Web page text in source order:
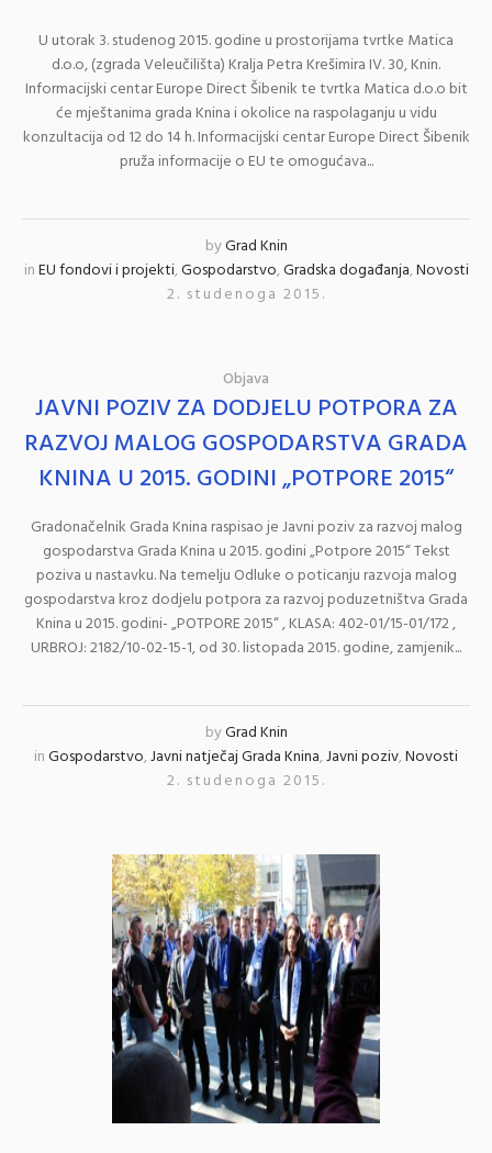
U utorak 3. studenog 2015. godine u prostorijama tvrtke Matica
d.o.o, (zgrada Veleučilišta) Kralja Petra Krešimira IV. 30, Knin.
Informacijski centar Europe Direct Šibenik te tvrtka Matica d.o.o bit
će mještanima grada Knina i okolice na raspolaganju u vidu
konzultacija od 12 do 14 h. Informacijski centar Europe Direct Šibenik
pruža informacije o EU te omogućava...
byGrad Knin
inEU fondovi i projekti,Gospodarstvo,Gradska događanja,Novosti
2. studenoga 2015.
Objava
JAVNI POZIV ZA DODJELU POTPORA ZA
RAZVOJ MALOG GOSPODARSTVA GRADA
KNINA U 2015. GODINI „POTPORE 2015“
Gradonačelnik Grada Knina raspisao je Javni poziv za razvoj malog
gospodarstva Grada Knina u 2015. godini „Potpore 2015“ Tekst
poziva u nastavku. Na temelju Odluke o poticanju razvoja malog
gospodarstva kroz dodjelu potpora za razvoj poduzetništva Grada
Knina u 2015. godini- „POTPORE 2015“ , KLASA: 402-01/15-01/172 ,
URBROJ: 2182/10-02-15-1, od 30. listopada 2015. godine, zamjenik...
byGrad Knin
inGospodarstvo,Javni natječaj Grada Knina,Javni poziv,Novosti
2. studenoga 2015.